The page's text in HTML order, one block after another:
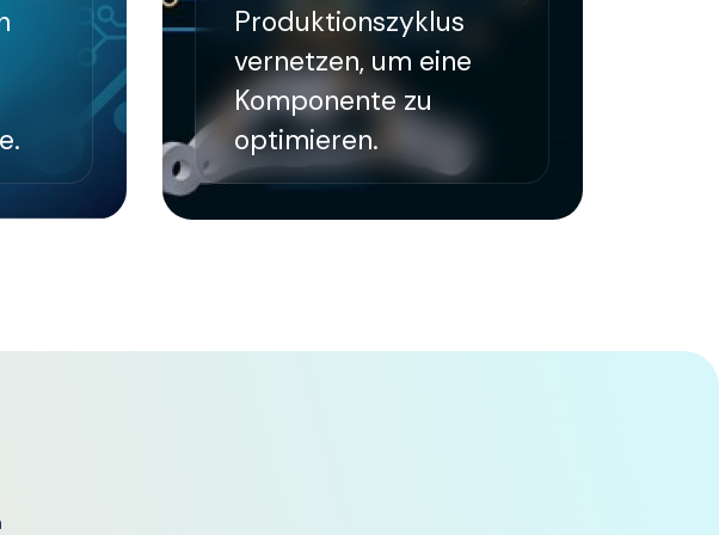
Produktionszyklus
vernetzen, um eine
Komponente zu
optimieren.